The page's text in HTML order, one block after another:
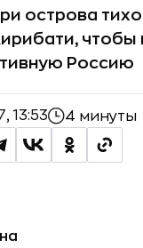
острова
чтобы
Россию
13:53 4 минуты